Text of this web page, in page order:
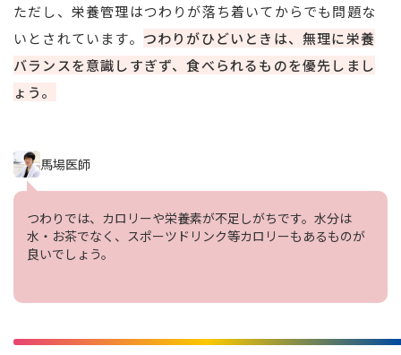
ただし、栄養管理はつわりが落ち着いてからでも問題な
いとされています。 つわりがひどいときは、無理に栄養
バランスを意識しすぎず、食べられるものを優先しまし
ょう。
馬場医師
つわりでは、カロリーや栄養素が不足しがちです。水分は
水・お茶でなく、スポーツドリンク等カロリーもあるものが
良いでしょう。